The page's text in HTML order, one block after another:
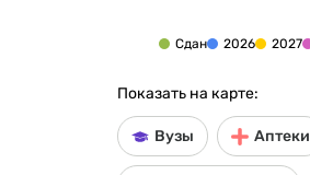
Сдан 2026 2027
Показать на карте:
Вузы Аптеки